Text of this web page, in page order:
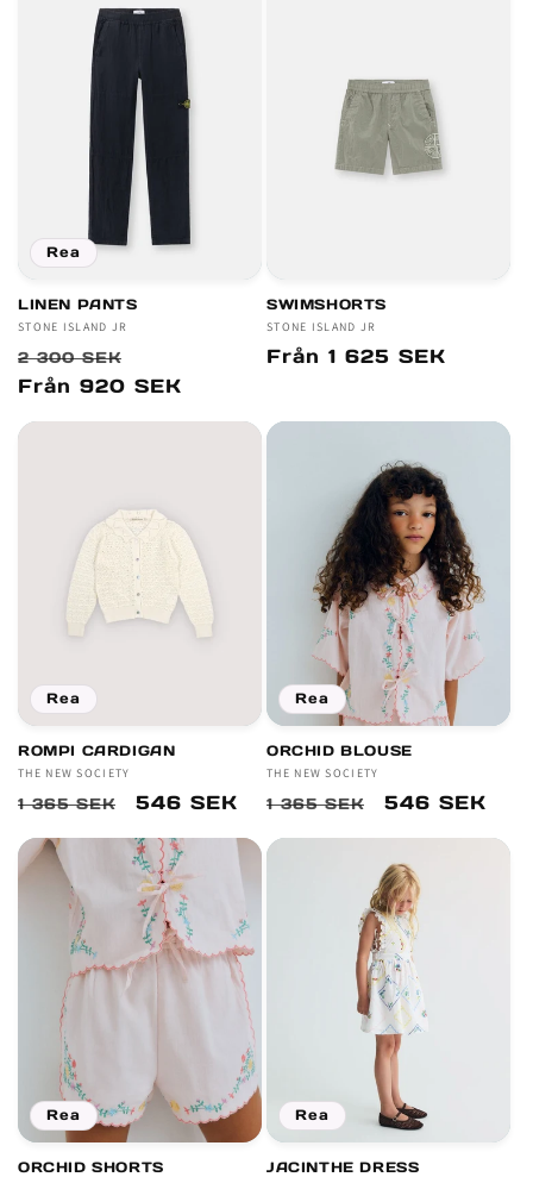
Rea
LINEN PANTS
Säljare:
STONE ISLAND JR
Ordinarie
pris
2 300 SEK
Försäljningspris
Från 920 SEK
SWIMSHORTS
Säljare:
STONE ISLAND JR
Ordinarie
Från 1 625 SEK
Rea
ROMPI CARDIGAN
Säljare:
THE NEW SOCIETY
Ordinarie
1 365 SEK Försäljningspris
546 SEK
Rea
ORCHID BLOUSE
Säljare:
THE NEW SOCIETY
Ordinarie
1 365 SEK 546 SEK
Rea
ORCHID SHORTS
Rea
JACINTHE DRESS